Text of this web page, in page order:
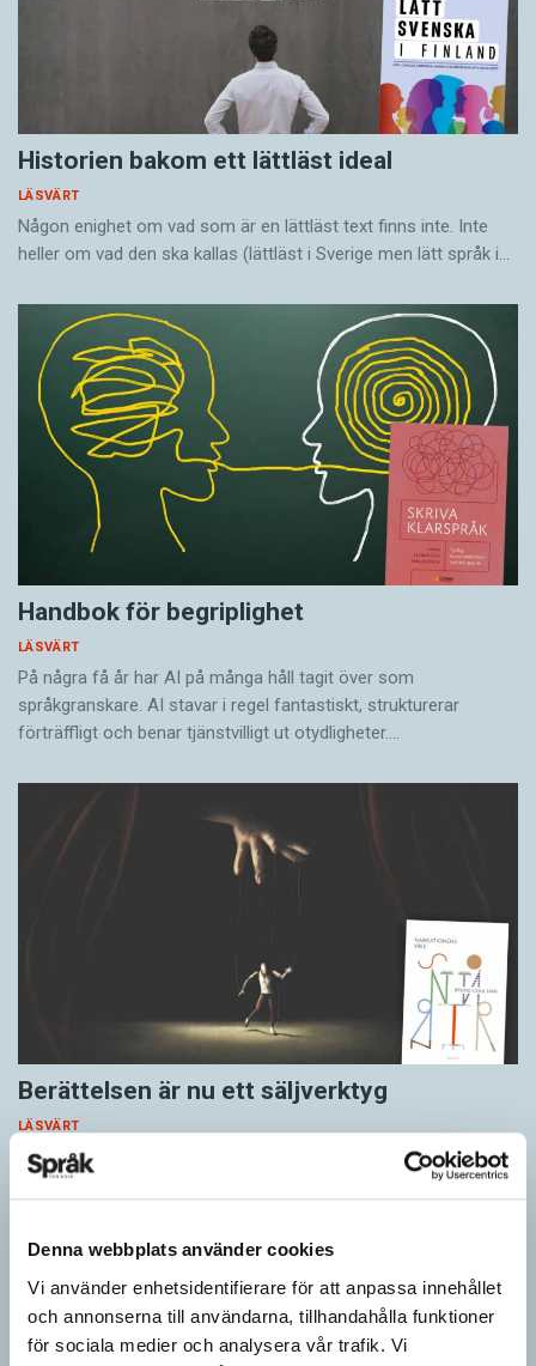
Denna webbplats använder cookies
Vi använder enhetsidentifierare för att anpassa innehållet
och annonserna till användarna, tillhandahålla funktioner
för sociala medier och analysera vår trafik. Vi
Historien bakom ett lättläst ideal
LÄSVÄRT
Någon enighet om vad som är en lättläst text finns inte. Inte
heller om vad den ska kallas (lättläst i Sverige men lätt språk i…
Handbok för begriplighet
LÄSVÄRT
På några få år har AI på många håll tagit över som
språkgranskare. AI stavar i regel fantastiskt, strukturerar
förträffligt och benar tjänstvilligt ut otydligheter.…
Berättelsen är nu ett säljverktyg
LÄSVÄRT
Narrativ, ’berättelse; subjektivt färgad uppfattning’, var en av
nykomlingarna i 2026 års upplaga av Svenska Akademiens
med…